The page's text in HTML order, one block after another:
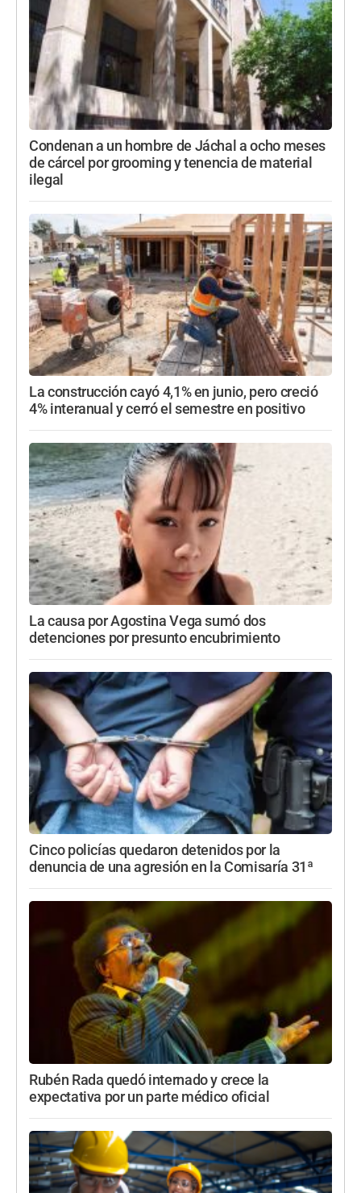
Condenan a un hombre de Jáchal a ocho meses
de cárcel por grooming y tenencia de material
ilegal
La construcción cayó 4,1% en junio, pero creció
4% interanual y cerró el semestre en positivo
La causa por Agostina Vega sumó dos
detenciones por presunto encubrimiento
Cinco policías quedaron detenidos por la
denuncia de una agresión en la Comisaría 31ª
Rubén Rada quedó internado y crece la
expectativa por un parte médico oficial